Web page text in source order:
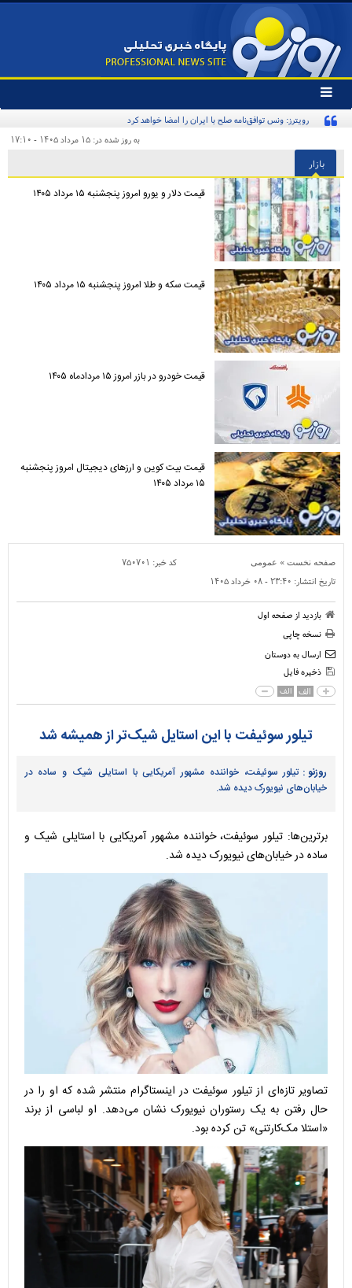
تغییر
وضعیت
منوی
ها
به روز شده در: ۱۵ مرداد ۱۴۰۵ - ۱۷:۱۰
بازار
قیمت دلار و یورو امروز پنجشنبه ۱۵ مرداد ۱۴۰۵
قیمت سکه و طلا امروز پنجشنبه ۱۵ مرداد ۱۴۰۵
قیمت خودرو در بازر امروز ۱۵ مردادماه ۱۴۰۵
قیمت بیت کوین و ارز‌های دیجیتال امروز پنجشنبه
۱۵ مرداد ۱۴۰۵
صفحه نخست » عمومی کد خبر: ۷۵۰۷۰۱
تاریخ انتشار: ۲۳:۴۰ - ۰۸ خرداد ۱۴۰۵
بازدید از صفحه اول
نسخه چاپی
ارسال به دوستان
ذخیره فایل
الف الف
تیلور سوئیفت با این استایل شیک‌تر از همیشه شد
روزنو : تیلور سوئیفت، خواننده مشهور آمریکایی با استایلی شیک و ساده در
خیابان‌های نیویورک دیده شد.
برترین‌ها: تیلور سوئیفت، خواننده مشهور آمریکایی با استایلی شیک و
ساده در خیابان‌های نیویورک دیده شد.
تصاویر تازه‌ای از تیلور سوئیفت در اینستاگرام منتشر شده که او را در
حال رفتن به یک رستوران نیویورک نشان می‌دهد. او لباسی از برند
«استلا مک‌کارتنی» تن کرده بود.